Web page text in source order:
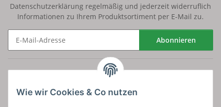
Wie wir Cookies & Co nutzen
Datenschutzerklärung regelmäßig und jederzeit widerruflich
Informationen zu Ihrem Produktsortiment per E-Mail zu.
Abonnieren